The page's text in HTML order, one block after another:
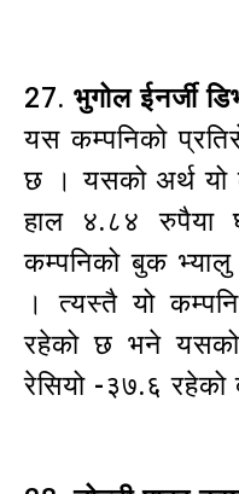
27. भुगोल ईनर्जी
यस कम्पनिको
छ । यसको अर्थ यो
हाल ४.८४ रुपैया
कम्पनिको बुक
। त्यस्तै यो
रहेको छ भने यसको
रेसियो -३७.६ रहेको